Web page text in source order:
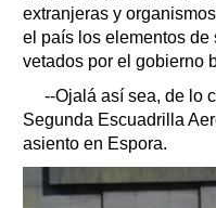
extranjeras y
el país los elementos
vetados por el gobierno
--Ojalá así sea, de lo
Segunda Escuadrilla
asiento en Espora.